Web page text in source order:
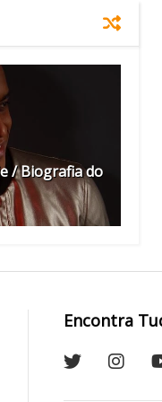
/ Biografia do
Encontra